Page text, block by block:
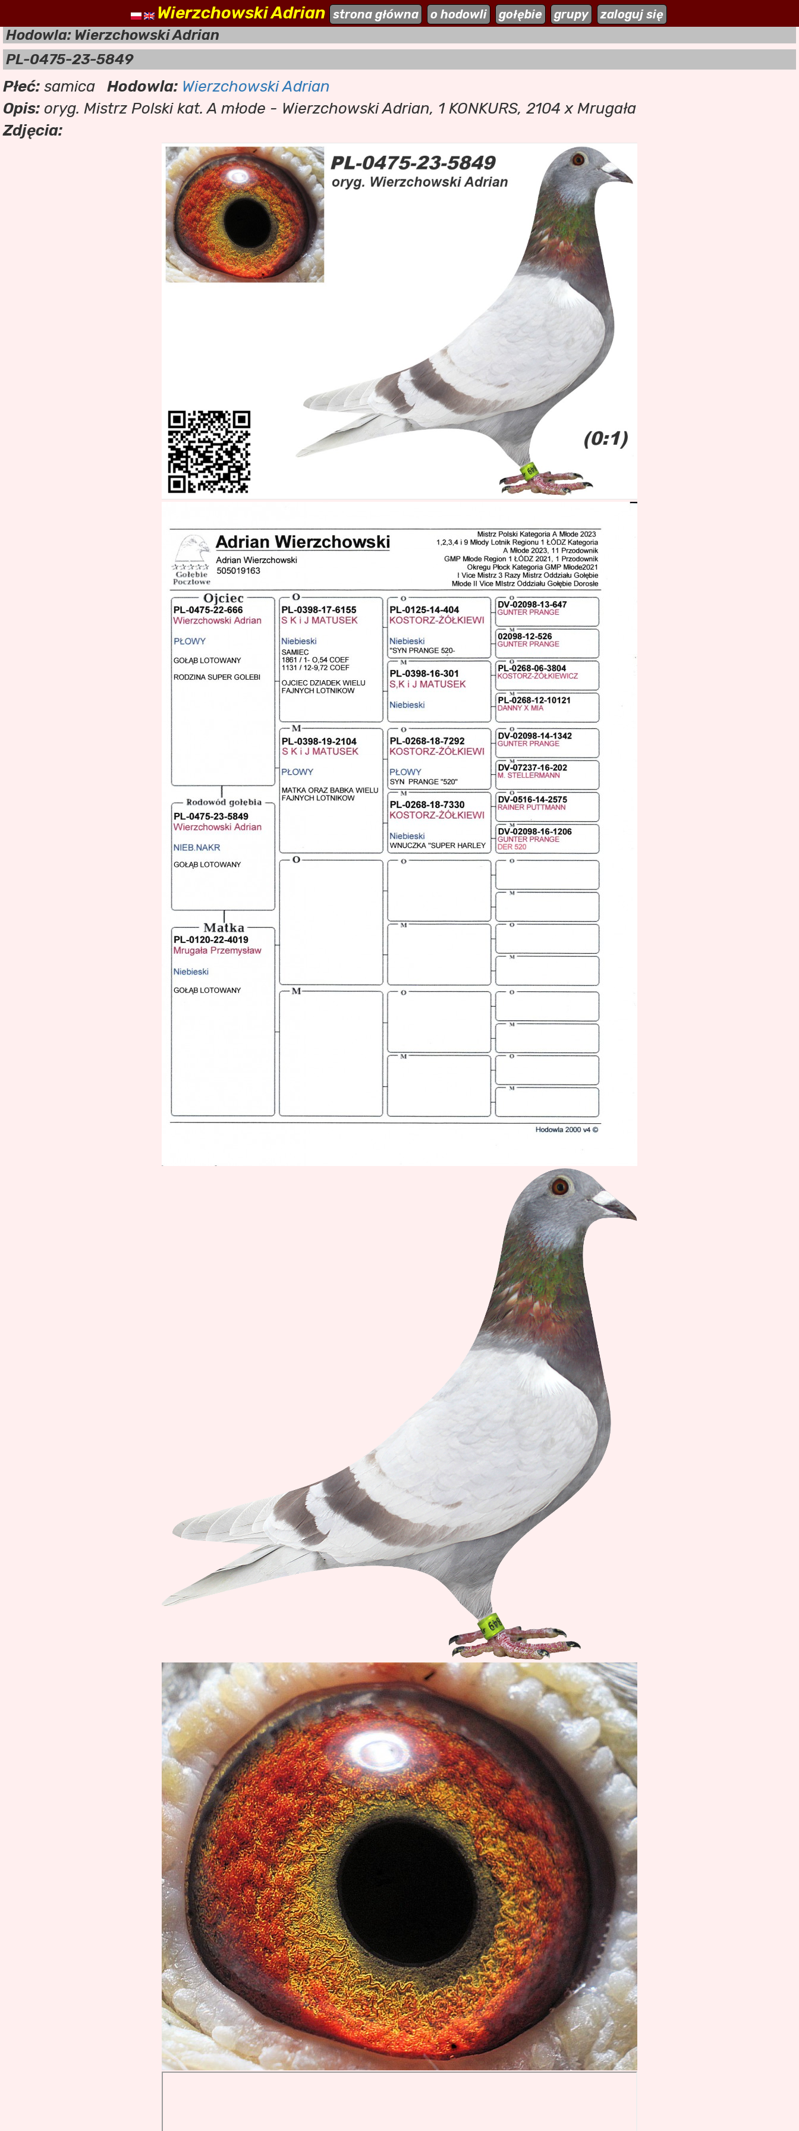
naszehodowle.pl aktualności dodaj stronę zaloguj się
Wierzchowski Adrian strona główna o hodowli gołębie grupy zaloguj się
Hodowla: Wierzchowski Adrian
PL-0475-23-5849
Płeć: samica Hodowla: Wierzchowski Adrian
Opis: oryg. Mistrz Polski kat. A młode - Wierzchowski Adrian, 1 KONKURS, 2104 x Mrugała
Zdjęcia: